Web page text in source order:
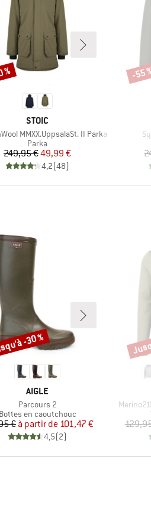
MARQUE
STOIC
MMXX.UppsalaSt. II Parka
Product group
Parka
Prix
249,95 €Prix réduit
49,99 €
4,2(48)
% -55
MARQUE
AIGLE
Article
Parcours 2
Product group
Bottes en caoutchouc
Prix
€ Prix réduit
à partir de 101,47 €
4,5(2)
-30 %
Article